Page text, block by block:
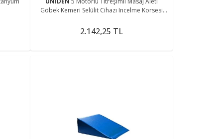
Göbek Kemeri Selülit Cihazı Incelme Korsesi
2.142,25 TL